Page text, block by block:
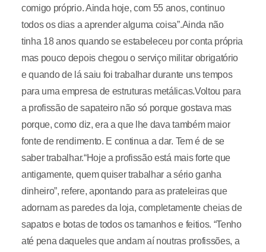
comigo próprio. Ainda hoje, com 55 anos, continuo
todos os dias a aprender alguma coisa”.Ainda não
tinha 18 anos quando se estabeleceu por conta própria
mas pouco depois chegou o serviço militar obrigatório
e quando de lá saiu foi trabalhar durante uns tempos
para uma empresa de estruturas metálicas.Voltou para
a profissão de sapateiro não só porque gostava mas
porque, como diz, era a que lhe dava também maior
fonte de rendimento. E continua a dar. Tem é de se
saber trabalhar.“Hoje a profissão está mais forte que
antigamente, quem quiser trabalhar a sério ganha
dinheiro”, refere, apontando para as prateleiras que
adornam as paredes da loja, completamente cheias de
sapatos e botas de todos os tamanhos e feitios. “Tenho
até pena daqueles que andam aí noutras profissões, a